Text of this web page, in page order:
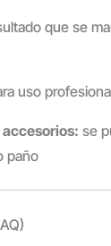
que se
uso
se
paño